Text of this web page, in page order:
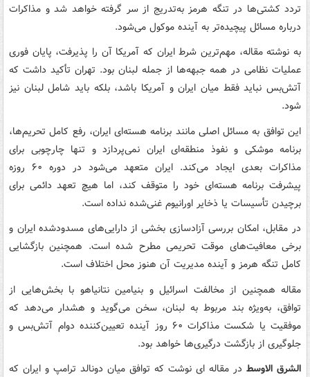
تردد کشتی‌ها در تنگه هرمز به‌تدریج از سر گرفته خواهد شد و مذاکرات
درباره مسائل پیچیده‌تر به آینده موکول می‌شود.
به نوشته مقاله، مهم‌ترین شرط ایران که آمریکا آن را پذیرفت، پایان فوری
عملیات نظامی در همه جبهه‌ها از جمله لبنان بود. تهران تأکید داشت که
آتش‌بس نباید فقط میان ایران و آمریکا باشد، بلکه باید شامل لبنان نیز
شود.
این توافق به مسائل اصلی مانند برنامه هسته‌ای ایران، رفع کامل تحریم‌ها،
برنامه موشکی و نفوذ منطقه‌ای ایران نمی‌پردازد و تنها چارچوبی برای
مذاکرات بعدی ایجاد می‌کند. ایران متعهد می‌شود در دوره ۶۰ روزه
پیشرفت برنامه هسته‌ای خود را متوقف کند، اما هیچ تعهد دائمی برای
برچیدن تأسیسات یا ذخایر اورانیوم غنی‌شده نداده است.
در مقابل، امکان بررسی آزادسازی بخشی از دارایی‌های مسدودشده ایران و
برخی معافیت‌های موقت تحریمی مطرح شده است. همچنین بازگشایی
کامل تنگه هرمز و آینده مدیریت آن هنوز محل اختلاف است.
مقاله همچنین از مخالفت اسرائیل و بنیامین نتانیاهو با بخش‌هایی از
توافق، به‌ویژه بند مربوط به لبنان، سخن می‌گوید و هشدار می‌دهد که
موفقیت یا شکست مذاکرات ۶۰ روز آینده تعیین‌کننده دوام آتش‌بس و
جلوگیری از بازگشت درگیری‌ها خواهد بود.
الشرق الاوسط در مقاله ای نوشت که توافق میان دونالد ترامپ و ایران که